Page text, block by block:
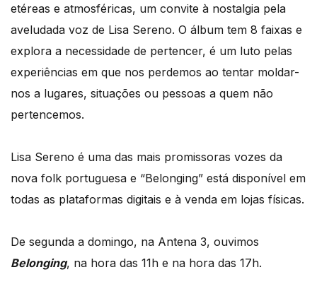
etéreas e atmosféricas, um convite à nostalgia pela
aveludada voz de Lisa Sereno. O álbum tem 8 faixas e
explora a necessidade de pertencer, é um luto pelas
experiências em que nos perdemos ao tentar moldar-
nos a lugares, situações ou pessoas a quem não
pertencemos.
Lisa Sereno é uma das mais promissoras vozes da
nova folk portuguesa e “Belonging” está disponível em
todas as plataformas digitais e à venda em lojas físicas.
De segunda a domingo, na Antena 3, ouvimos
Belonging, na hora das 11h e na hora das 17h.